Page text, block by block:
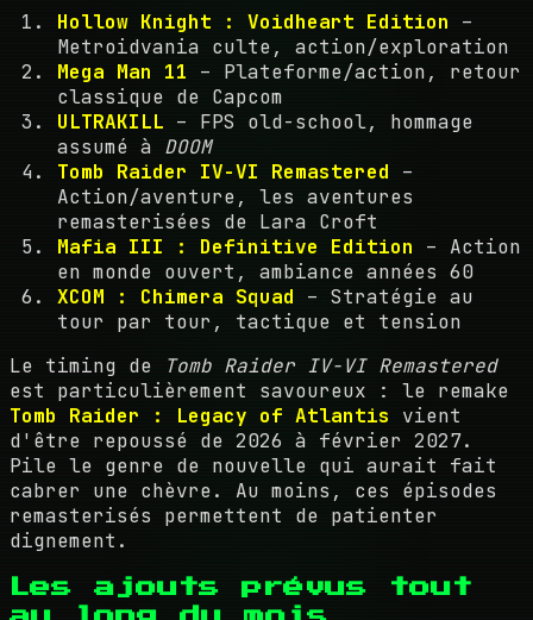
Hollow Knight : Voidheart Edition –
Metroidvania culte, action/exploration
Mega Man 11 – Plateforme/action, retour
classique de Capcom
ULTRAKILL – FPS old-school, hommage
assumé à DOOM
Tomb Raider IV-VI Remastered –
Action/aventure, les aventures
remasterisées de Lara Croft
Mafia III : Definitive Edition – Action
en monde ouvert, ambiance années 60
XCOM : Chimera Squad – Stratégie au
tour par tour, tactique et tension
Le timing de
Tomb Raider IV-VI Remastered
est particulièrement savoureux : le remake
Tomb Raider : Legacy of Atlantis vient
d'être repoussé de 2026 à février 2027.
Pile le genre de nouvelle qui aurait fait
cabrer une chèvre. Au moins, ces épisodes
remasterisés permettent de patienter
dignement.
Les ajouts prévus tout
au long du mois